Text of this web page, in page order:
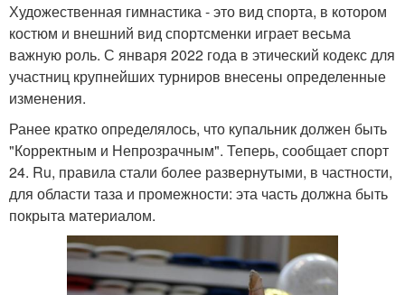
Художественная гимнастика - это вид спорта, в котором
костюм и внешний вид спортсменки играет весьма
важную роль. С января 2022 года в этический кодекс для
участниц крупнейших турниров внесены определенные
изменения.
Ранее кратко определялось, что купальник должен быть
"Корректным и Непрозрачным". Теперь, сообщает спорт
24. Ru, правила стали более развернутыми, в частности,
для области таза и промежности: эта часть должна быть
покрыта материалом.